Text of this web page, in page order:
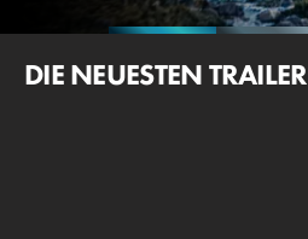
DIE NEUESTEN TRAILER